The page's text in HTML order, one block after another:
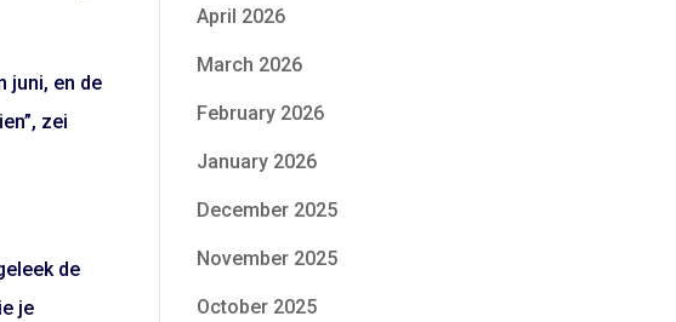
juni, en de
zei
de
je
April 2026
March 2026
February 2026
January 2026
December 2025
November 2025
October 2025